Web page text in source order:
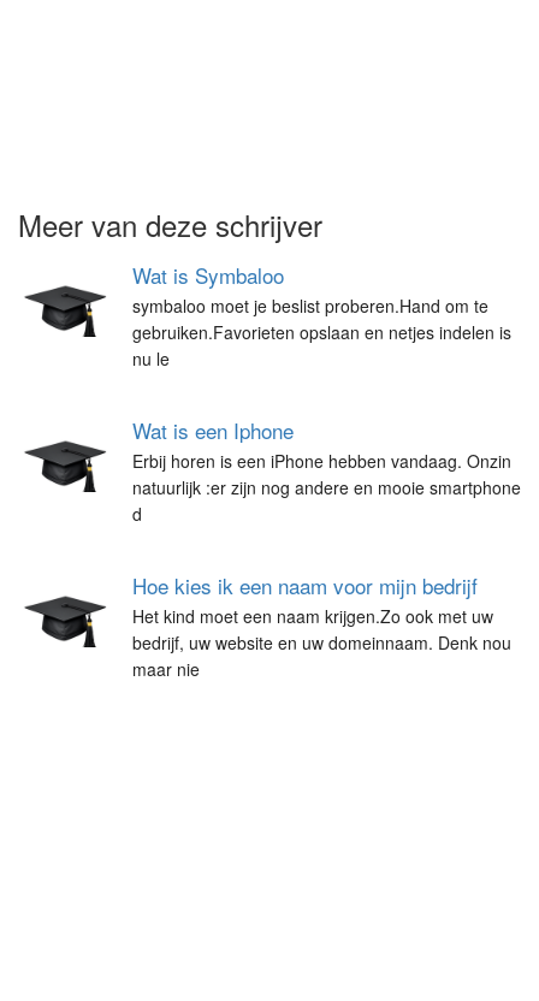
Meer van deze schrijver
Wat is Symbaloo
symbaloo moet je beslist proberen.Hand om te
gebruiken.Favorieten opslaan en netjes indelen is
nu le
Wat is een Iphone
Erbij horen is een iPhone hebben vandaag. Onzin
natuurlijk :er zijn nog andere en mooie smartphone
d
Hoe kies ik een naam voor mijn bedrijf
Het kind moet een naam krijgen.Zo ook met uw
bedrijf, uw website en uw domeinnaam. Denk nou
maar nie